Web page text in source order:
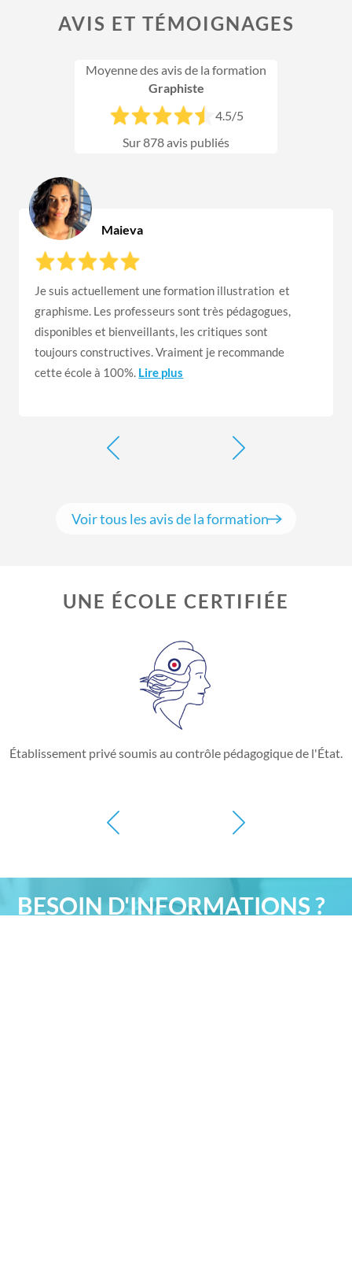
AVIS ET TÉMOIGNAGES
Moyenne des avis de la formation
Graphiste
4.5/5
Sur878avis publiés
Maieva
Je suis actuellement une formation illustration et
graphisme. Les professeurs sont très pédagogues,
disponibles et bienveillants, les critiques sont
toujours constructives. Vraiment je recommande
cette école à 100%. Lire plus
Voir tous les avis de la formation
UNE ÉCOLE CERTIFIÉE
Établissement privé soumis au contrôle pédagogique de l'État.
BESOIN D'INFORMATIONS ?